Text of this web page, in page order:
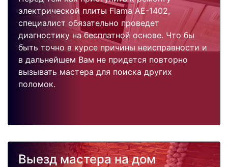
электрической плиты Flama AE-1402,
специалист обязательно проведет
диагностику на бесплатной основе. Что бы
быть точно в курсе причины неисправности и
в дальнейшем Вам не придется повторно
вызывать мастера для поиска других
поломок.
Выезд мастера на дом